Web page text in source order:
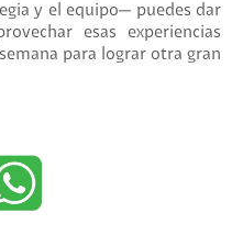
y el equipo— puedes dar
esas experiencias
para lograr otra gran